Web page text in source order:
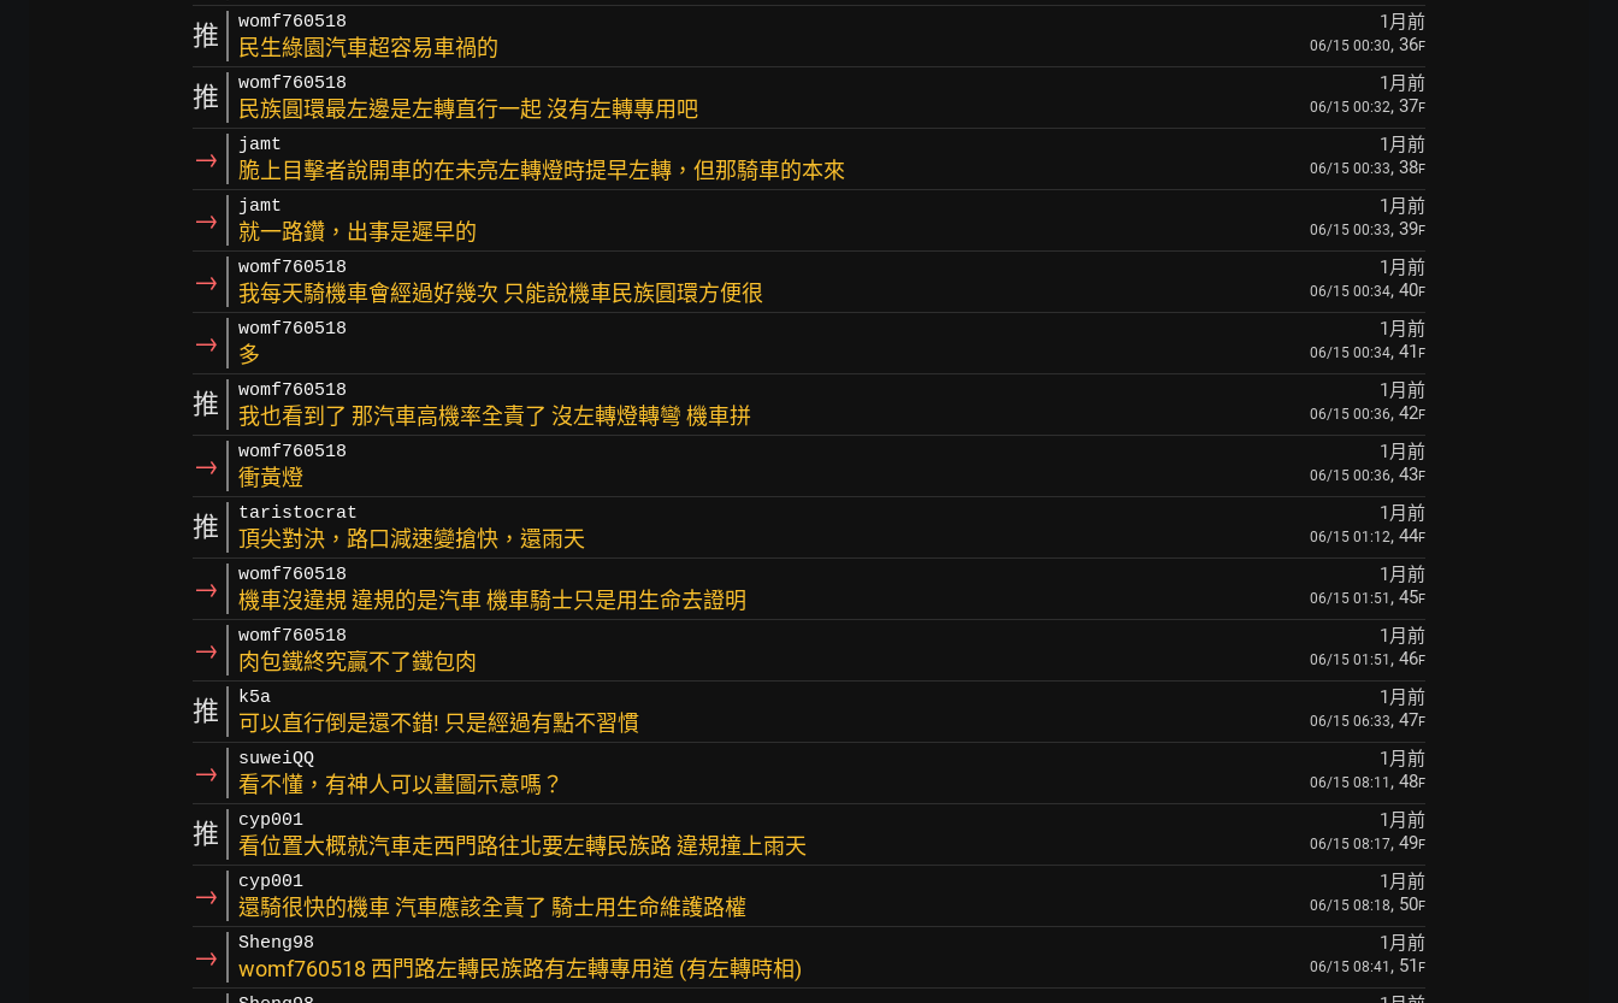
推 womf760518 1月前
民生綠園汽車超容易車禍的 06/15 00:30, 36F
推 womf760518 1月前
民族圓環最左邊是左轉直行一起 沒有左轉專用吧 06/15 00:32, 37F
→ jamt 1月前
脆上目擊者說開車的在未亮左轉燈時提早左轉，但那騎車的本來 06/15 00:33, 38F
→ jamt 1月前
就一路鑽，出事是遲早的 06/15 00:33, 39F
→ womf760518 1月前
我每天騎機車會經過好幾次 只能說機車民族圓環方便很 06/15 00:34, 40F
→ womf760518 1月前
多 06/15 00:34, 41 F
推 womf760518 1月前
我也看到了 那汽車高機率全責了 沒左轉燈轉彎 機車拼 06/15 00:36, 42F
→ womf760518 1月前
衝黃燈 06/15 00:36, 43F
推 taristocrat 1月前
頂尖對決，路口減速變搶快，還雨天 06/15 01:12, 44F
→ womf760518 1月前
機車沒違規 違規的是汽車 機車騎士只是用生命去證明 06/15 01:51 , 45F
→ womf760518 1月前
肉包鐵終究贏不了鐵包肉 06/15 01:51 , 46F
推 k5a 1月前
可以直行倒是還不錯! 只是經過有點不習慣 06/15 06:33, 47F
→ suweiQQ 1月前
看不懂，有神人可以畫圖示意嗎？ 06/15 08:11 , 48F
推 cyp001 1月前
看位置大概就汽車走西門路往北要左轉民族路 違規撞上雨天 06/15 08:17, 49F
→ cyp001 1月前
還騎很快的機車 汽車應該全責了 騎士用生命維護路權 06/15 08:18, 50F
→ Sheng98 1月前
womf760518 西門路左轉民族路有左轉專用道 (有左轉時相) 06/15 08:41 , 51 F